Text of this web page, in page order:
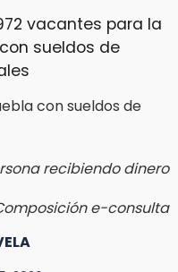
vacantes para la
sueldos de
recibiendo dinero
e-consulta